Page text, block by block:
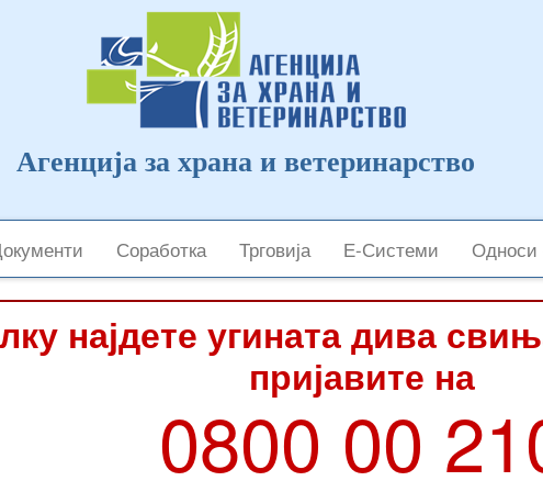
Агенција за храна и ветеринарство
Соработка Трговија Е-Системи Односи
најдете угината дива
пријавите на
0800 00